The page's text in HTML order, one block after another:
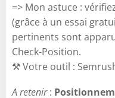
=> Mon astuce :
(grâce à un essai
pertinents sont
Check-Position.
⚒️ Votre outil :
A retenir: